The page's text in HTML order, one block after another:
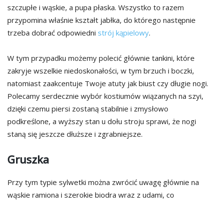
szczupłe i wąskie, a pupa płaska. Wszystko to razem
przypomina właśnie kształt jabłka, do którego następnie
trzeba dobrać odpowiedni strój kąpielowy.
W tym przypadku możemy polecić głównie tankini, które
zakryje wszelkie niedoskonałości, w tym brzuch i boczki,
natomiast zaakcentuje Twoje atuty jak biust czy długie nogi.
Polecamy serdecznie wybór kostiumów wiązanych na szyi,
dzięki czemu piersi zostaną stabilnie i zmysłowo
podkreślone, a wyższy stan u dołu stroju sprawi, że nogi
staną się jeszcze dłuższe i zgrabniejsze.
Gruszka
Przy tym typie sylwetki można zwrócić uwagę głównie na
wąskie ramiona i szerokie biodra wraz z udami, co